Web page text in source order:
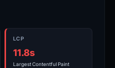
LCP
11.8s
Largest Contentful Paint